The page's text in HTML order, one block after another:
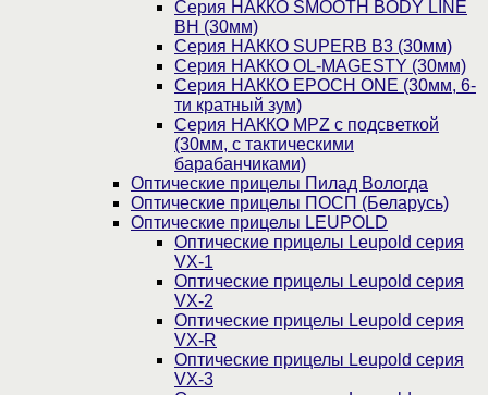
Серия НАККО SMOOTH BODY LINE
BH (30мм)
Серия НАККО SUPERB B3 (30мм)
Серия НАККО OL-MAGESTY (30мм)
Серия НАККО EPOCH ONE (30мм, 6-
ти кратный зум)
Серия НАККО MPZ с подсветкой
(30мм, c тактическими
барабанчиками)
Оптические прицелы Пилад Вологда
Оптические прицелы ПОСП (Беларусь)
Оптические прицелы LEUPOLD
Оптические прицелы Leupold серия
VX-1
Оптические прицелы Leupold серия
VX-2
Оптические прицелы Leupold серия
VX-R
Оптические прицелы Leupold серия
VX-3